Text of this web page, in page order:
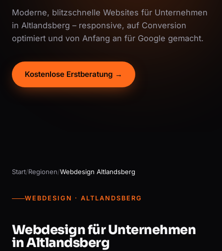
Moderne, blitzschnelle Websites für Unternehmen
in Altlandsberg – responsive, auf Conversion
optimiert und von Anfang an für Google gemacht.
Kostenlose Erstberatung →
Start/Regionen/Webdesign Altlandsberg
WEBDESIGN · ALTLANDSBERG
Webdesign für Unternehmen
in Altlandsberg